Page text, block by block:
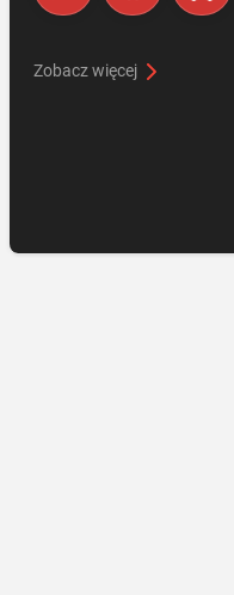
Zobacz więcej